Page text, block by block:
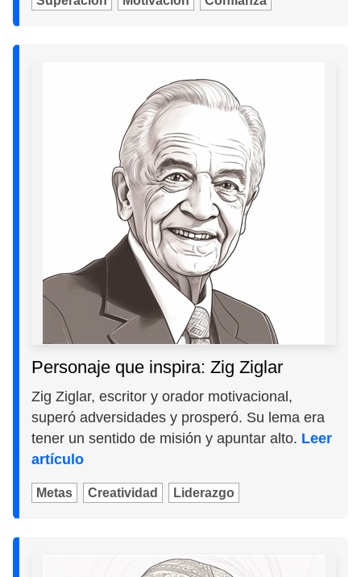
Personaje que inspira: Zig Ziglar
Zig Ziglar, escritor y orador motivacional,
superó adversidades y prosperó. Su lema era
tener un sentido de misión y apuntar alto. Leer
artículo
Metas Creatividad Liderazgo